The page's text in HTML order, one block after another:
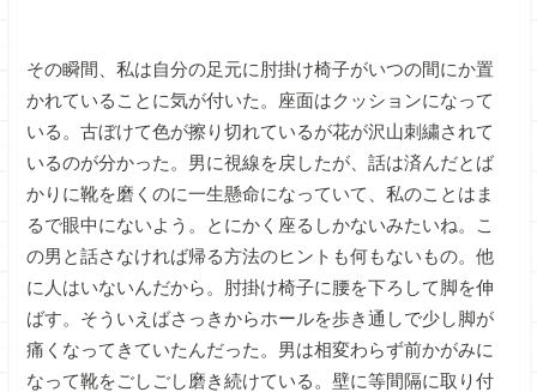
その瞬間、私は自分の足元に肘掛け椅子がいつの間にか置
かれていることに気が付いた。座面はクッションになって
いる。古ぼけて色が擦り切れているが花が沢山刺繍されて
いるのが分かった。男に視線を戻したが、話は済んだとば
かりに靴を磨くのに一生懸命になっていて、私のことはま
るで眼中にないよう。とにかく座るしかないみたいね。こ
の男と話さなければ帰る方法のヒントも何もないもの。他
に人はいないんだから。肘掛け椅子に腰を下ろして脚を伸
ばす。そういえばさっきからホールを歩き通しで少し脚が
痛くなってきていたんだった。男は相変わらず前かがみに
なって靴をごしごし磨き続けている。壁に等間隔に取り付